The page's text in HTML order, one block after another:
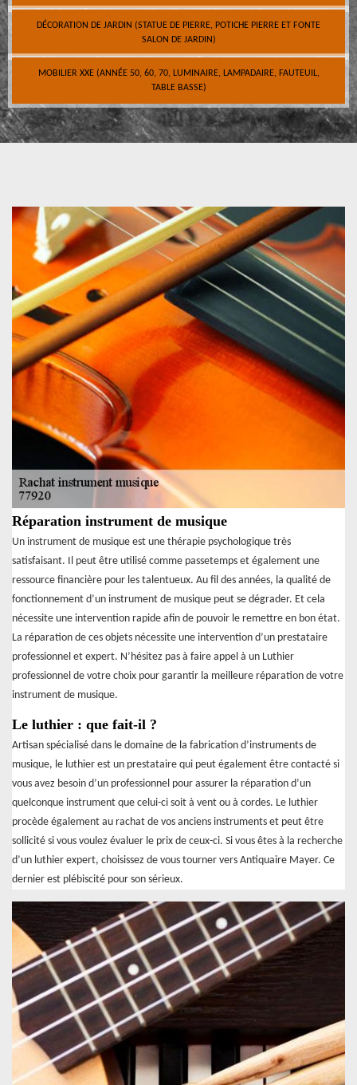
DÉCORATION DE JARDIN (STATUE DE PIERRE, POTICHE PIERRE ET FONTE
SALON DE JARDIN)
MOBILIER XXE (ANNÉE 50, 60, 70, LUMINAIRE, LAMPADAIRE, FAUTEUIL,
TABLE BASSE)
Réparation instrument de musique
Un instrument de musique est une thérapie psychologique très
satisfaisant. Il peut être utilisé comme passetemps et également une
ressource financière pour les talentueux. Au fil des années, la qualité de
fonctionnement d’un instrument de musique peut se dégrader. Et cela
nécessite une intervention rapide afin de pouvoir le remettre en bon état.
La réparation de ces objets nécessite une intervention d’un prestataire
professionnel et expert. N’hésitez pas à faire appel à un Luthier
professionnel de votre choix pour garantir la meilleure réparation de votre
instrument de musique.
Le luthier : que fait-il ?
Artisan spécialisé dans le domaine de la fabrication d’instruments de
musique, le luthier est un prestataire qui peut également être contacté si
vous avez besoin d’un professionnel pour assurer la réparation d’un
quelconque instrument que celui-ci soit à vent ou à cordes. Le luthier
procède également au rachat de vos anciens instruments et peut être
sollicité si vous voulez évaluer le prix de ceux-ci. Si vous êtes à la recherche
d’un luthier expert, choisissez de vous tourner vers Antiquaire Mayer. Ce
dernier est plébiscité pour son sérieux.